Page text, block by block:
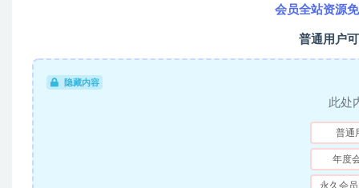
会员全站资源
普通用户
隐藏内容
此处
普通
年度
永久会